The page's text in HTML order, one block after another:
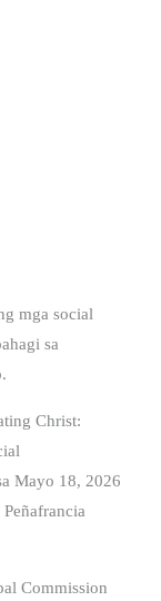
mga social
sa
Christ:
Mayo 18, 2026
Commission